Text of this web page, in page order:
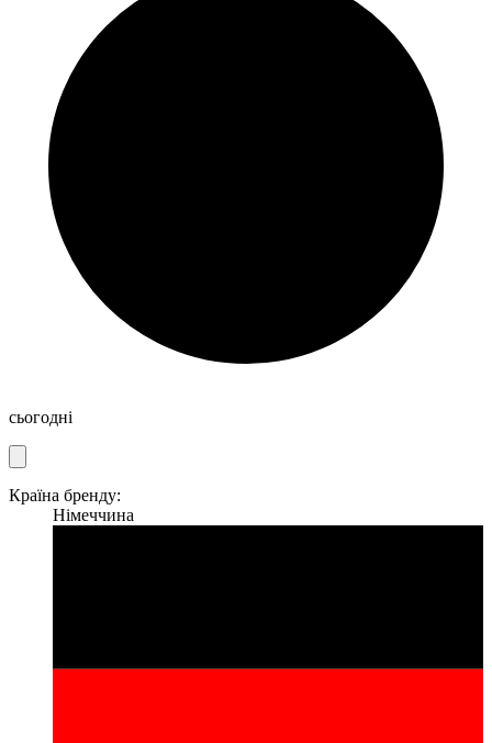
сьогодні
Країна бренду:
Німеччина